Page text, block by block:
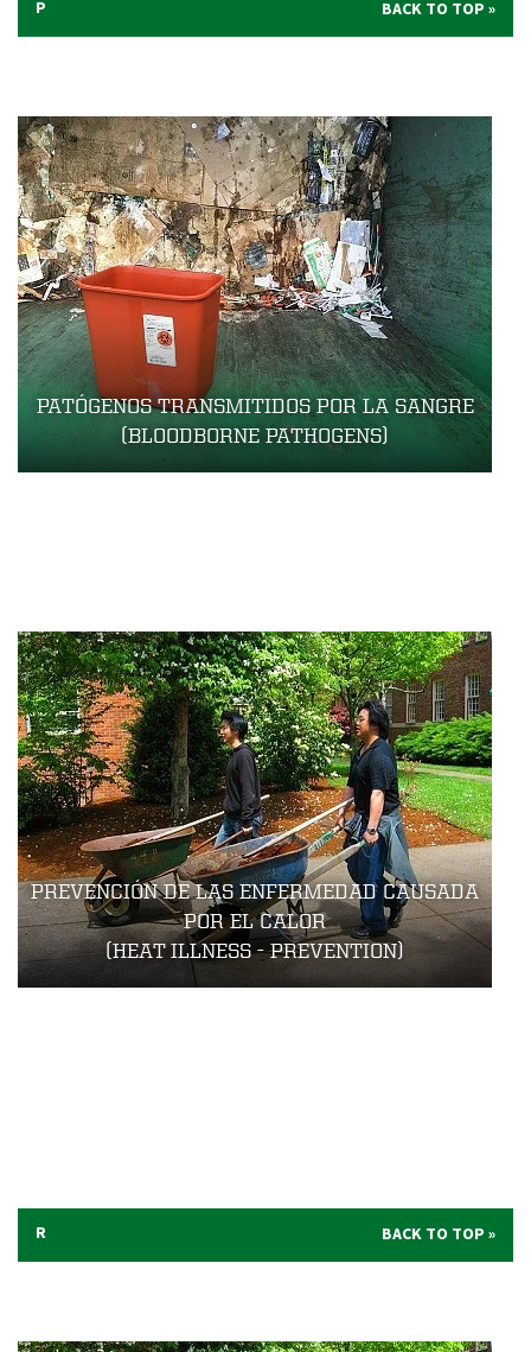
P BACK TO TOP
PATÓGENOS TRANSMITIDOS POR LA SANGRE
(BLOODBORNE PATHOGENS)
PREVENCIÓN DE LAS ENFERMEDAD CAUSADA
POR EL CALOR
(HEAT ILLNESS - PREVENTION)
R BACK TO TOP